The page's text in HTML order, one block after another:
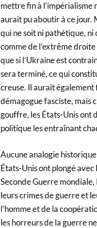
mettre fin à l’impérialisme
aurait pu aboutir à ce jour.
qui ne soit ni pathétique, ni
comme de l’extrême
que si l’Ukraine est
sera terminé, ce qui
creuse. Il aurait également
démagogue fasciste, mais
gouffre, les États-Unis ont
politique les entraînant
Aucune analogie
États-Unis ont plongé
Seconde Guerre
leurs crimes de guerre et
l’homme et de la
les horreurs de la guerre